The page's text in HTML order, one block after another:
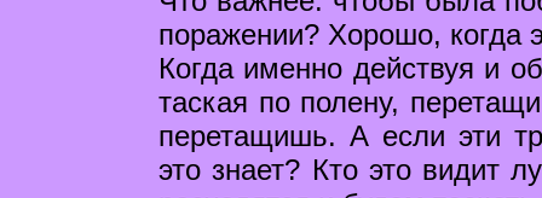
поражении? Хорошо, когда
Когда именно действуя и
таская по полену,
перетащишь. А если эти
это знает? Кто это видит